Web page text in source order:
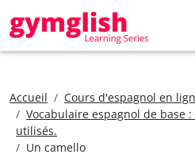
Accueil
Cours d'espagnol en
Vocabulaire espagnol de base
utilisés.
Un camello